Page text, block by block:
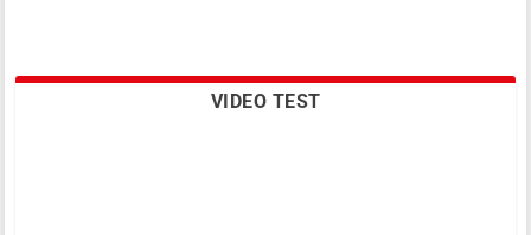
VIDEO TEST